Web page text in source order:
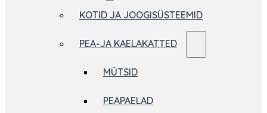
KOTID JA JOOGISÜSTEEMID
PEA-JA KAELAKATTED
MÜTSID
PEAPAELAD